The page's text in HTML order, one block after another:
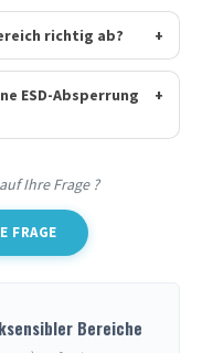
richtig ab? +
ESD-Absperrung
+
Ihre Frage ?
FRAGE
Bereiche